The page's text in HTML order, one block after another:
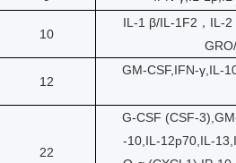
10
IL-1 β/IL-1F2，IL-
12
GM-CSF,IFN-γ,IL-
22
G-CSF (CSF-
-10,IL-12p70,IL-